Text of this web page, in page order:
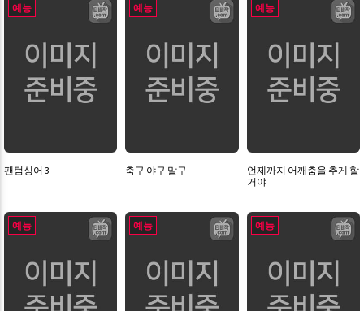
예능
팬텀싱어 3
예능
축구 야구 말구
예능
언제까지 어깨춤을 추게 할
거야
예능 예능 예능